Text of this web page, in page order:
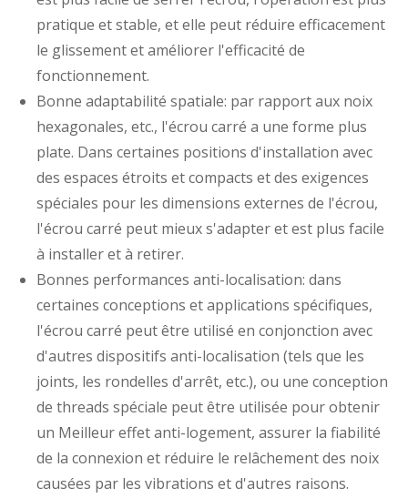
pratique et stable, et elle peut réduire efficacement
le glissement et améliorer l'efficacité de
fonctionnement.
Bonne adaptabilité spatiale: par rapport aux noix
hexagonales, etc., l'écrou carré a une forme plus
plate. Dans certaines positions d'installation avec
des espaces étroits et compacts et des exigences
spéciales pour les dimensions externes de l'écrou,
l'écrou carré peut mieux s'adapter et est plus facile
à installer et à retirer.
Bonnes performances anti-localisation: dans
certaines conceptions et applications spécifiques,
l'écrou carré peut être utilisé en conjonction avec
d'autres dispositifs anti-localisation (tels que les
joints, les rondelles d'arrêt, etc.), ou une conception
de threads spéciale peut être utilisée pour obtenir
un Meilleur effet anti-logement, assurer la fiabilité
de la connexion et réduire le relâchement des noix
causées par les vibrations et d'autres raisons.